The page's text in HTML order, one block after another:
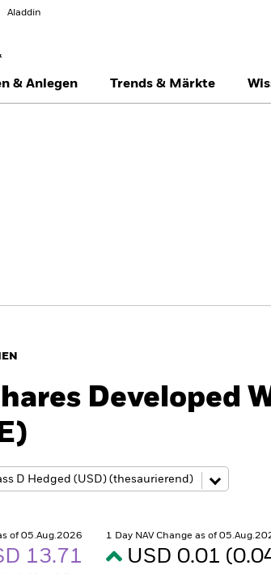
Aladdin
wechseln
United States Õsterreich
& Anlegen Trends & Märkte
Developed
of 05.Aug.2026
13.71
1 Day NAV Change as of
USD 0.01